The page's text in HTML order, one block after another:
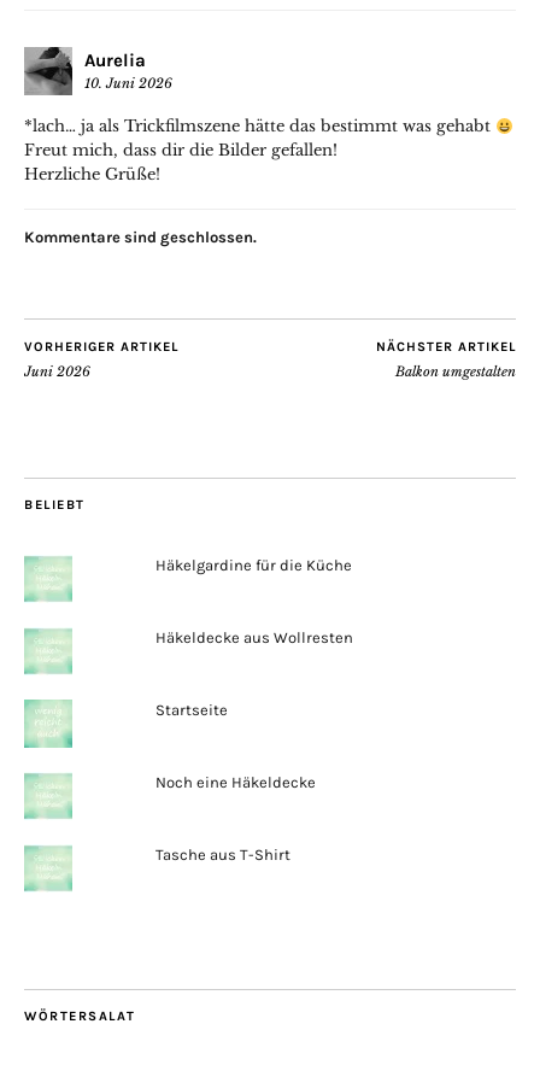
Aurelia
10. Juni 2026
*lach… ja als Trickfilmszene hätte das bestimmt was gehabt
Freut mich, dass dir die Bilder gefallen!
Herzliche Grüße!
Kommentare sind geschlossen.
VORHERIGER ARTIKEL
Juni 2026
NÄCHSTER ARTIKEL
Balkon umgestalten
BELIEBT
Häkelgardine für die Küche
Häkeldecke aus Wollresten
Startseite
Noch eine Häkeldecke
Tasche aus T-Shirt
WÖRTERSALAT